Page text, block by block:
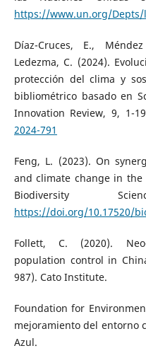
https://www.un.org/Depts/
Díaz-Cruces, E.,
Ledezma, C. (2024).
protección del clima y
bibliométrico basado en
Innovation Review, 9, 1-
2024-791
Feng, L. (2023). On
and climate change in
Biodiversity
https://doi.org/10.17520/
Follett, C. (2020).
population control in
987). Cato Institute.
Foundation for
mejoramiento del entorno
Azul.